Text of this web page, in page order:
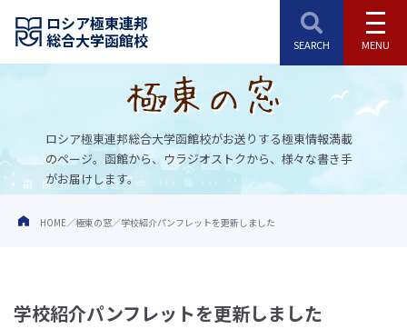
ロシア極東連邦
総合大学函館校
ロシア極東連邦総合大学函館校がお送りする極東情報満載
のページ。 函館から、ウラジオストクから、様々な書き手
がお届けします。
HOME 極東の窓 学校紹介パンフレットを更新しました
学校紹介パンフレットを更新しました